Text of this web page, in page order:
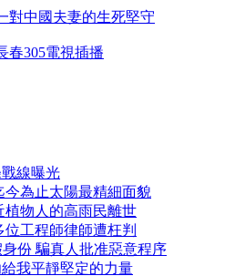
對中國夫妻的生死堅守
春305電視插播
線曝光
為止太陽最精細面貌
植物人的高雨民離世
工程師律師遭枉判
份 騙真人批准惡意程序
我平靜堅定的力量